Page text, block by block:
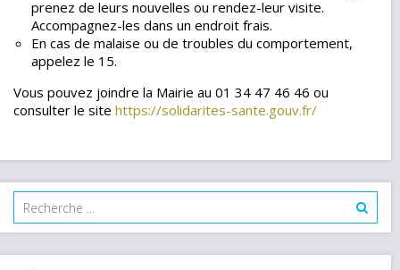
prenez de leurs nouvelles ou rendez-leur visite.
Accompagnez-les dans un endroit frais.
En cas de malaise ou de troubles du comportement,
appelez le 15.
Vous pouvez joindre la Mairie au 01 34 47 46 46 ou
consulter le site https://solidarites-sante.gouv.fr/